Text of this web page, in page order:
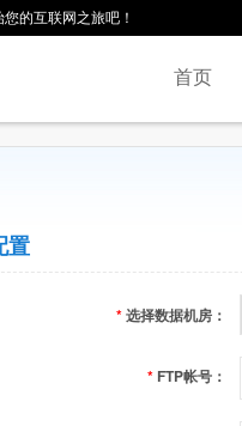
的互联网之旅吧！
首页
置
*选择数据机房：
* FTP帐号：